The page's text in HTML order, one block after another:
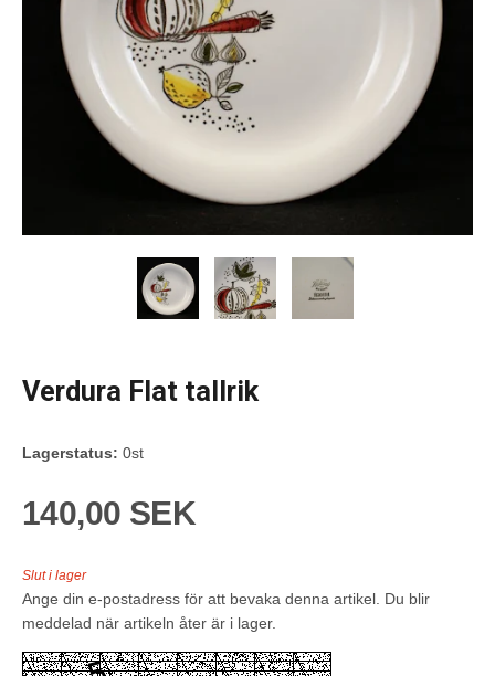
Verdura Flat tallrik
Lagerstatus: 0st
140,00 SEK
Slut i lager
Ange din e-postadress för att bevaka denna artikel. Du blir
meddelad när artikeln åter är i lager.